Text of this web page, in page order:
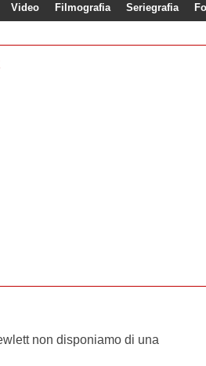
Video Filmografia Seriegrafia
non disponiamo di una